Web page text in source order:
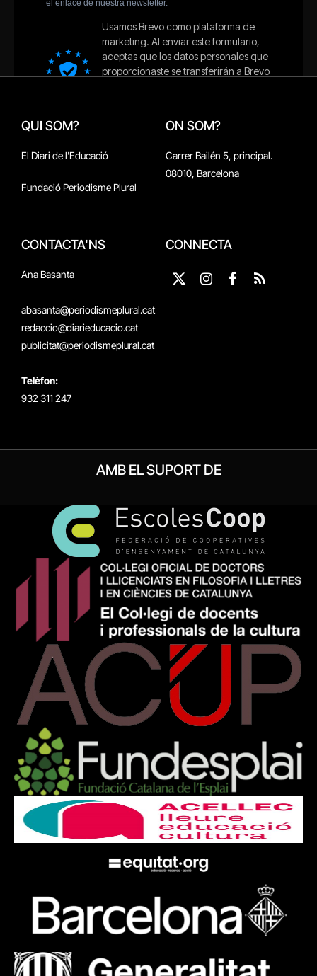
QUI SOM?
El Diari de l'Educació
Fundació Periodisme Plural
ON SOM?
Carrer Bailén 5, principal.
08010, Barcelona
CONTACTA'NS
Ana Basanta
abasanta@periodismeplural.cat
redaccio@diarieducacio.cat
publicitat@periodismeplural.cat
Telèfon:
932 311 247
CONNECTA
X
InstagramFacebook
RSS
AMB EL SUPORT DE